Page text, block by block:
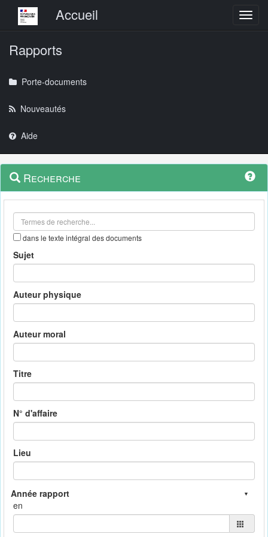
Menu principalAccueil
Rapports
Porte-documents
Nouveautés
Aide
Navigation
outils
Menu
contextuel
Recherche
dans le texte intégral des documents
Sujet
Auteur physique
Auteur moral
Titre
N° d'affaire
Lieu
en